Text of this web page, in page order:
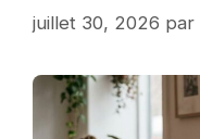
juillet 30, 2026 par